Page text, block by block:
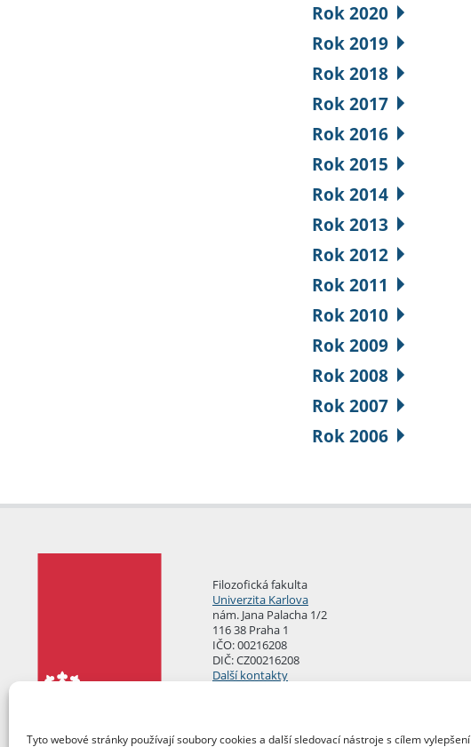
Tyto webové stránky používají soubory cookies a další sledovací nástroje s cílem vylepšení
Rok 2020
Rok 2019
Rok 2018
Rok 2017
Rok 2016
Rok 2015
Rok 2014
Rok 2013
Rok 2012
Rok 2011
Rok 2010
Rok 2009
Rok 2008
Rok 2007
Rok 2006
Filozofická fakulta
Univerzita Karlova
nám. Jana Palacha 1/2
116 38 Praha 1
IČO: 00216208
DIČ: CZ00216208
Další kontakty